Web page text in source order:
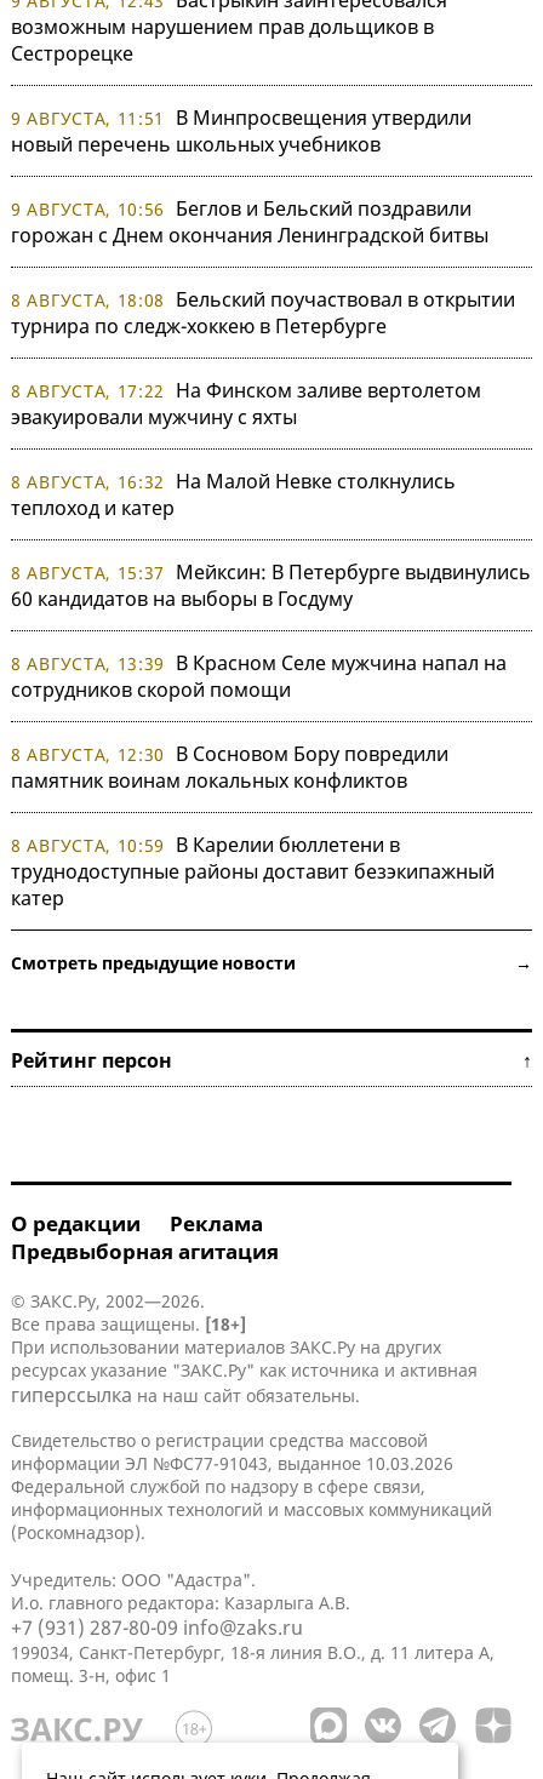
возможным нарушением прав дольщиков в
Сестрорецке
9 АВГУСТА, 11:51
В Минпросвещения утвердили
новый перечень школьных учебников
9 АВГУСТА, 10:56
Беглов и Бельский поздравили
горожан с Днем окончания Ленинградской битвы
8 АВГУСТА, 18:08
Бельский поучаствовал в открытии
турнира по следж-хоккею в Петербурге
8 АВГУСТА, 17:22
На Финском заливе вертолетом
эвакуировали мужчину с яхты
8 АВГУСТА, 16:32
На Малой Невке столкнулись
теплоход и катер
8 АВГУСТА, 15:37
Мейксин: В Петербурге выдвинулись
60 кандидатов на выборы в Госдуму
8 АВГУСТА, 13:39
В Красном Селе мужчина напал на
сотрудников скорой помощи
8 АВГУСТА, 12:30
В Сосновом Бору повредили
памятник воинам локальных конфликтов
8 АВГУСТА, 10:59
В Карелии бюллетени в
труднодоступные районы доставит безэкипажный
катер
Смотреть предыдущие новости →
Рейтинг персон ↑
О редакции
Реклама
Предвыборная агитация
© ЗАКС.Ру, 2002—2026.
Все права защищены. [18+]
При использовании материалов ЗАКС.Ру на других
ресурсах указание "ЗАКС.Ру" как источника и активная
гиперссылка на наш сайт обязательны.
Свидетельство о регистрации средства массовой
информации ЭЛ №ФС77-91043, выданное 10.03.2026
Федеральной службой по надзору в сфере связи,
информационных технологий и массовых коммуникаций
(Роскомнадзор).
Учредитель: ООО "Адастра".
И.о. главного редактора: Казарлыга А.В.
+7 (931) 287-80-09 info@zaks.ru
199034, Санкт-Петербург, 18-я линия В.О., д. 11 литера А,
помещ. 3-н, офис 1